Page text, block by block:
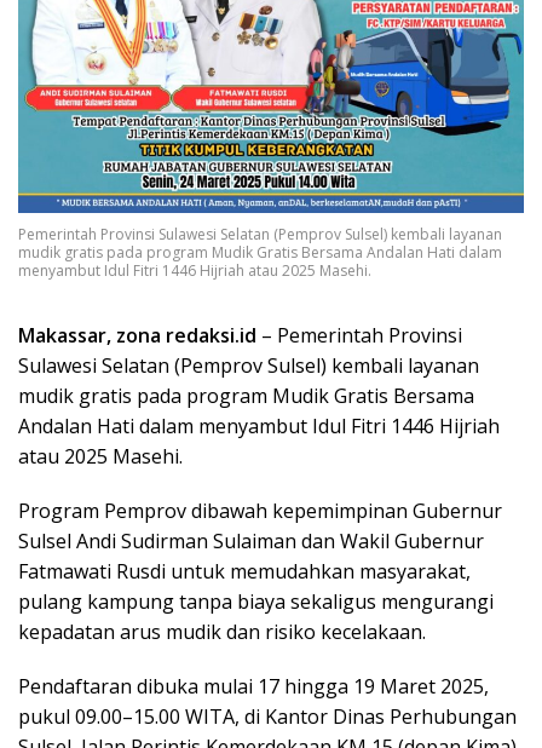
Pemerintah Provinsi Sulawesi Selatan (Pemprov Sulsel) kembali layanan
mudik gratis pada program Mudik Gratis Bersama Andalan Hati dalam
menyambut Idul Fitri 1446 Hijriah atau 2025 Masehi.
Makassar, zona redaksi.id – Pemerintah Provinsi
Sulawesi Selatan (Pemprov Sulsel) kembali layanan
mudik gratis pada program Mudik Gratis Bersama
Andalan Hati dalam menyambut Idul Fitri 1446 Hijriah
atau 2025 Masehi.
Program Pemprov dibawah kepemimpinan Gubernur
Sulsel Andi Sudirman Sulaiman dan Wakil Gubernur
Fatmawati Rusdi untuk memudahkan masyarakat,
pulang kampung tanpa biaya sekaligus mengurangi
kepadatan arus mudik dan risiko kecelakaan.
Pendaftaran dibuka mulai 17 hingga 19 Maret 2025,
pukul 09.00–15.00 WITA, di Kantor Dinas Perhubungan